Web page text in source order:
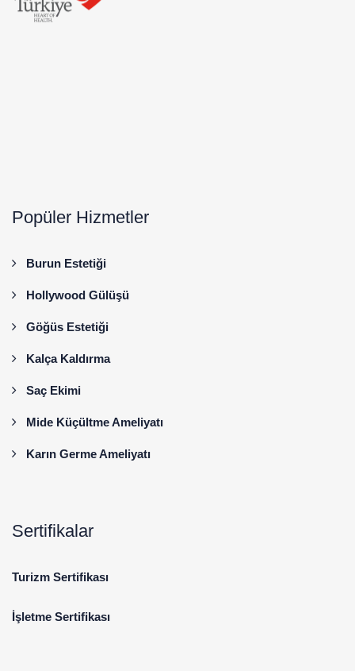
Popüler Hizmetler
Burun Estetiği
Hollywood Gülüşü
Göğüs Estetiği
Kalça Kaldırma
Saç Ekimi
Mide Küçültme Ameliyatı
Karın Germe Ameliyatı
Sertifikalar
Turizm Sertifikası
İşletme Sertifikası